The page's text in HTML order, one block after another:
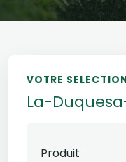
VOTRE
La-
Produit